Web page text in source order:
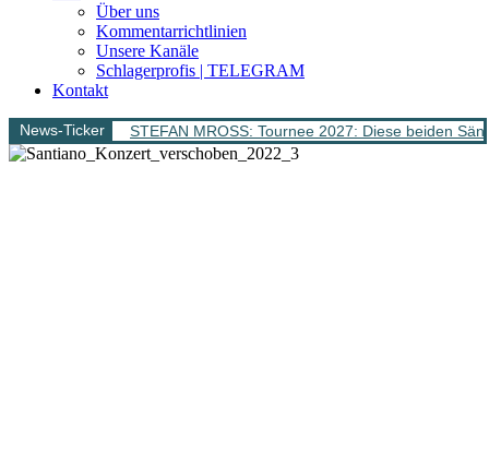
Über uns
Kommentarrichtlinien
Unsere Kanäle
Schlagerprofis | TELEGRAM
Kontakt
News-Ticker STEFAN MROSS: Tournee 2027: Diese beiden